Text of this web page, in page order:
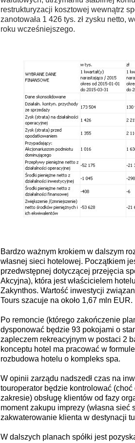
restrukturyzacji kosztowej wewnątrz
zanotowała 1 426 tys. zł zysku netto,
roku wcześniejszego.
Bardzo ważnym krokiem w dalszym
własnej sieci hotelowej. Początkiem
przedwstępnej dotyczącej przejęcia
Akcyjna), która jest właścicielem
Zakynthos. Wartość inwestycji
Tours szacuje na około 1,67 mln EUR.
Po remoncie (którego zakończenie
dysponować będzie 93 pokojami o
zapleczem rekreacyjnym w postaci 2
konceptu hotel ma pracować w
rozbudowa hotelu o kompleks spa.
W opinii zarządu nadszedł czas na
touroperator będzie kontrolować
zakresie) obsługę klientów od fazy
moment zakupu imprezy (własna
zakwaterowanie klienta w destynacji
W dalszych planach spółki jest